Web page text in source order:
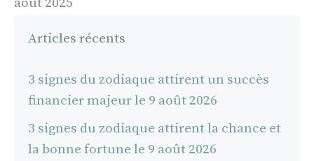
Articles récents
3 signes du zodiaque attirent un succès
financier majeur le 9 août 2026
3 signes du zodiaque attirent la chance et
la bonne fortune le 9 août 2026